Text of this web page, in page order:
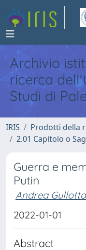
Archivio
ricerca
Studi di
IRIS Prodotti della
2.01 Capitolo o
Guerra e
Putin
Andrea Gullotta
2022-01-01
Abstract